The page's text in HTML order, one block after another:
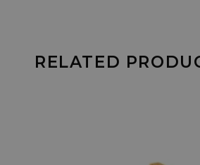
RELATED